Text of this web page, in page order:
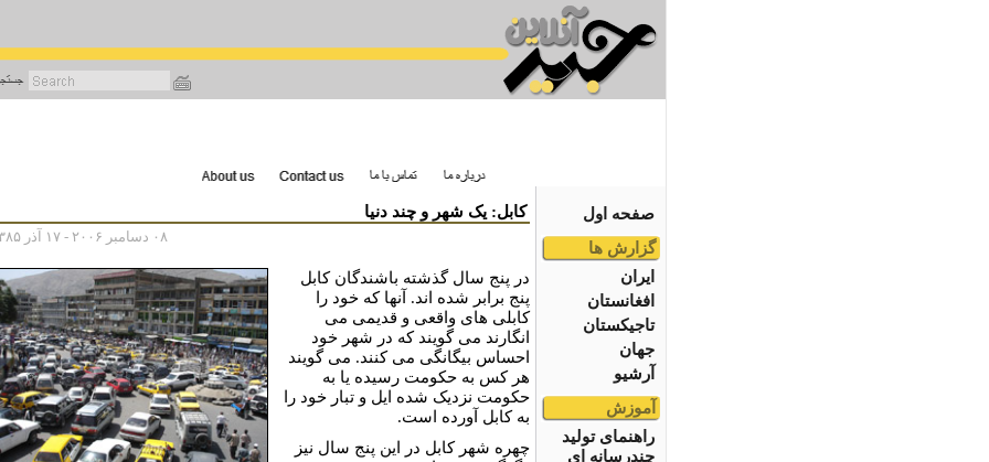
صفحه اول
گزارش ها
ایران
افغانستان
تاجیکستان
جهان
آرشیو
آموزش
راهنمای تولید
چندرسانه ای
کابل: یک شهر و چند دنیا
۰۸ دسامبر ۲۰۰۶ - ۱۷ آذر ۱۳۸۵
در پنج سال گذشته باشندگان کابل
پنج برابر شده اند. آنها که خود را
کابلی های واقعی و قديمی می
انگارند می گويند که در شهر خود
احساس بيگانگی می کنند. می گويند
هر کس به حکومت رسيده يا به
حکومت نزديک شده ايل و تبار خود را
به کابل آورده است.
چهره شهر کابل در اين پنج سال نيز